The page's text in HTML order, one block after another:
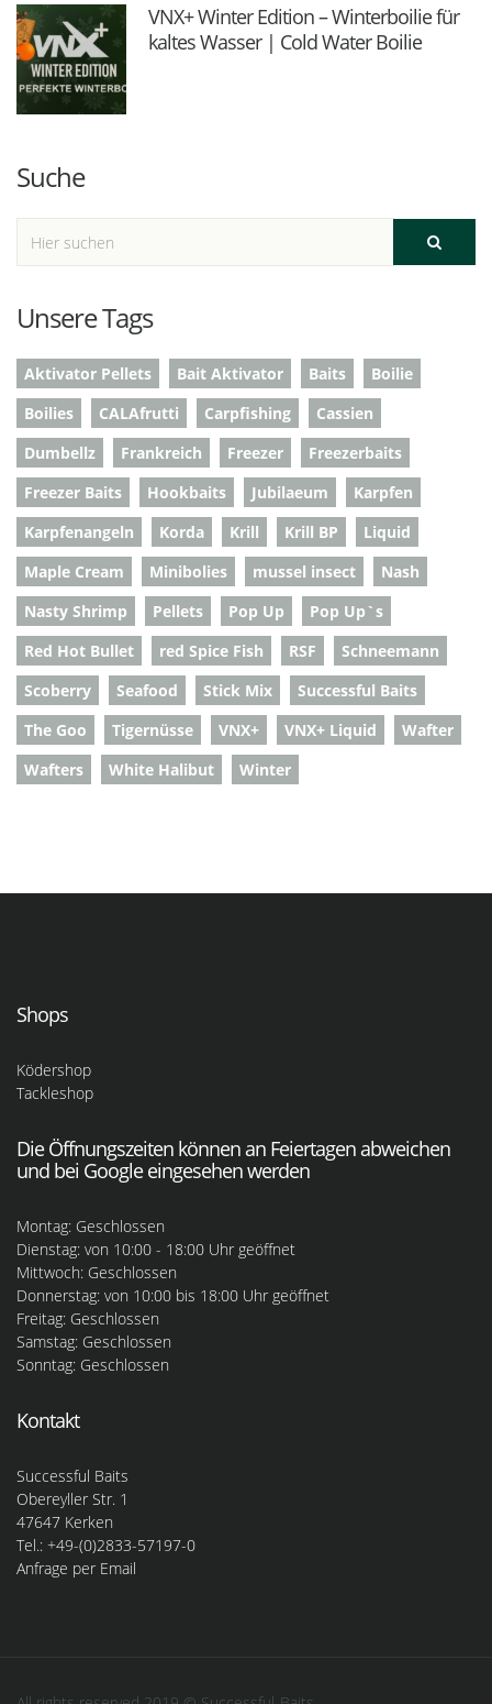
VNX+ Winter Edition – Winterboilie für
kaltes Wasser | Cold Water Boilie
Suche
Unsere Tags
Aktivator Pellets Bait Aktivator Baits
Boilie
Boilies
CALAfrutti Carpfishing
Cassien
Dumbellz
Frankreich Freezer
Freezerbaits
Freezer Baits
Hookbaits Jubilaeum
Karpfen
Karpfenangeln
Korda Krill Krill BP
Liquid
Maple Cream
Minibolies mussel insect
Nash
Nasty Shrimp
Pellets Pop Up
Pop Up`s
Red Hot Bullet
red Spice Fish RSF
Schneemann
Scoberry
Seafood Stick Mix
Successful Baits
The Goo
Tigernüsse VNX+ VNX+ Liquid
Wafter
Wafters
White Halibut Winter
Shops
Ködershop
Tackleshop
Die Öffnungszeiten können an Feiertagen abweichen
und bei Google eingesehen werden
Montag: Geschlossen
Dienstag: von 10:00 - 18:00 Uhr geöffnet
Mittwoch: Geschlossen
Donnerstag: von 10:00 bis 18:00 Uhr geöffnet
Freitag: Geschlossen
Samstag: Geschlossen
Sonntag: Geschlossen
Kontakt
Successful Baits
Obereyller Str. 1
47647 Kerken
Tel.: +49-(0)2833-57197-0
Anfrage per Email